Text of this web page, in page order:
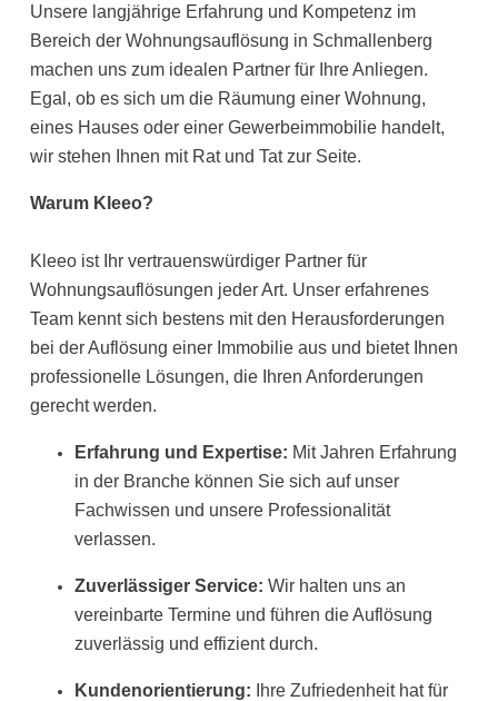
Unsere langjährige Erfahrung und Kompetenz im
Bereich der Wohnungsauflösung in Schmallenberg
machen uns zum idealen Partner für Ihre Anliegen.
Egal, ob es sich um die Räumung einer Wohnung,
eines Hauses oder einer Gewerbeimmobilie handelt,
wir stehen Ihnen mit Rat und Tat zur Seite.
Warum Kleeo?
Kleeo ist Ihr vertrauenswürdiger Partner für
Wohnungsauflösungen jeder Art. Unser erfahrenes
Team kennt sich bestens mit den Herausforderungen
bei der Auflösung einer Immobilie aus und bietet Ihnen
professionelle Lösungen, die Ihren Anforderungen
gerecht werden.
Erfahrung und Expertise: Mit Jahren Erfahrung
in der Branche können Sie sich auf unser
Fachwissen und unsere Professionalität
verlassen.
Zuverlässiger Service: Wir halten uns an
vereinbarte Termine und führen die Auflösung
zuverlässig und effizient durch.
Kundenorientierung: Ihre Zufriedenheit hat für